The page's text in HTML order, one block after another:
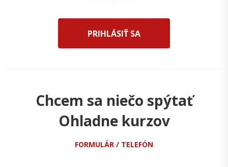
PRIHLÁSIŤ SA
Chcem sa niečo spýtať
Ohladne kurzov
FORMULÁR / TELEFÓN